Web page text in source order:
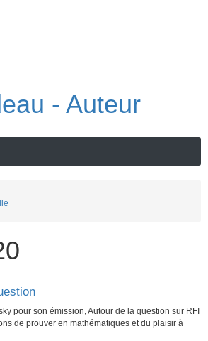
- Auteur
pour son émission, Autour de la question sur RFI
de prouver en mathématiques et du plaisir à